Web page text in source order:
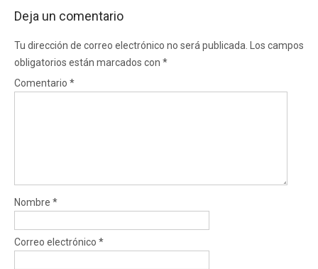
Deja un comentario
Tu dirección de correo electrónico no será publicada.
Los campos
obligatorios están marcados con *
Comentario *
Nombre *
Correo electrónico *